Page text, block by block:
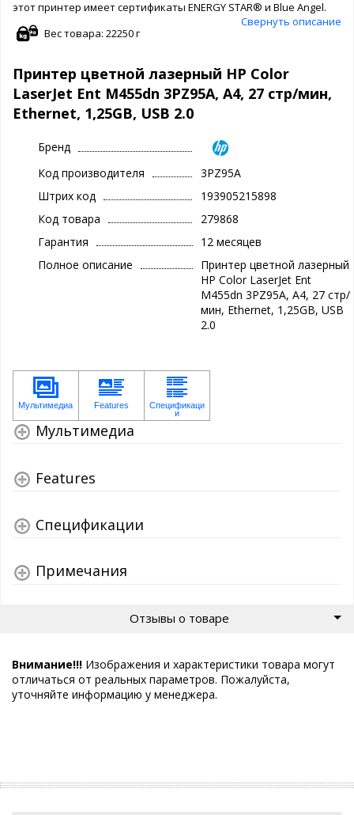
этот принтер имеет сертификаты ENERGY STAR® и Blue Angel.
Свернуть описание
Вес товара: 22250 г
Принтер цветной лазерный HP Color
LaserJet Ent M455dn 3PZ95A, А4, 27 стр/мин,
Ethernet, 1,25GB, USB 2.0
Бренд
Код производителя
3PZ95A
Штрих код
193905215898
Код товара
279868
Гарантия
12 месяцев
Полное описание
Принтер цветной лазерный
HP Color LaserJet Ent
M455dn 3PZ95A, А4, 27 стр/
мин, Ethernet, 1,25GB, USB
2.0
Мультимедиа
Features
Спецификации
Примечания
Отзывы о товаре
Внимание!!! Изображения и характеристики товара могут
отличаться от реальных параметров. Пожалуйста,
уточняйте информацию у менеджера.